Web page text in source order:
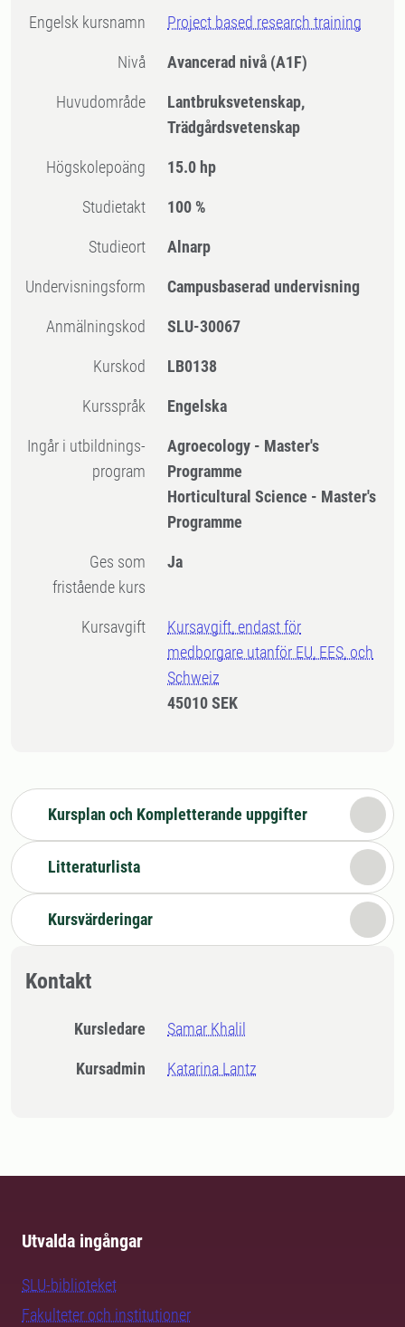
Engelsk kursnamn Project based research training
Nivå Avancerad nivå (A1F)
Huvudområde
Lantbruksvetenskap,
Trädgårdsvetenskap
högskolepoäng 15.0 hp
Studietakt 100 %
Studieort Alnarp
Undervisningsform Campusbaserad undervisning
Anmälningskod SLU-30067
Kurskod LB0138
Kursspråk Engelska
Ingår i utbildnings-
program
Agroecology - Master's
Programme
Horticultural Science - Master's
Programme
Ges som
fristående kurs
Ja
Kursavgift
Kursavgift, endast för
medborgare utanför EU, EES, och
Schweiz
45010 SEK
Kursplan och Kompletterande uppgifter
Litteraturlista
Kursvärderingar
Kontakt
Kursledare Samar Khalil
Kursadmin Katarina Lantz
Utvalda ingångar
SLU-biblioteket
Fakulteter och institutioner